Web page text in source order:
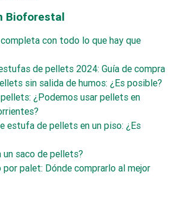
Bioforestal
con todo lo que hay que
de pellets 2024: Guía de compra
sin salida de humos: ¿Es posible?
¿Podemos usar pellets en
estufa de pellets en un piso: ¿Es
un saco de pellets?
palet: Dónde comprarlo al mejor